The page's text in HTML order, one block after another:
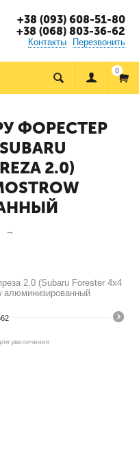
+38 (093) 608-51-80
+38 (068) 803-36-62
Контакты Перезвонить
0
ФОРЕСТЕР
2.0)
2.0 (Subaru Forester 4x4
алюминизированный
увеличения